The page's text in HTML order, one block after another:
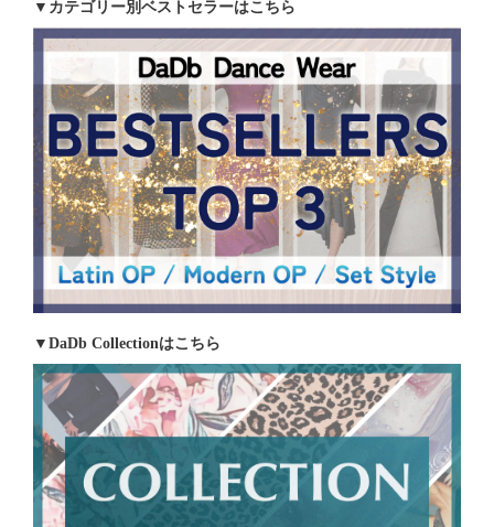
▼カテゴリー別ベストセラーはこちら
▼DaDb Collectionはこちら